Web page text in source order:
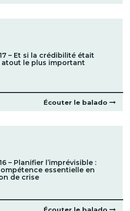
– Et si la crédibilité était
le plus important
Écouter le balado
– Planifier l’imprévisible :
essentielle en
de crise